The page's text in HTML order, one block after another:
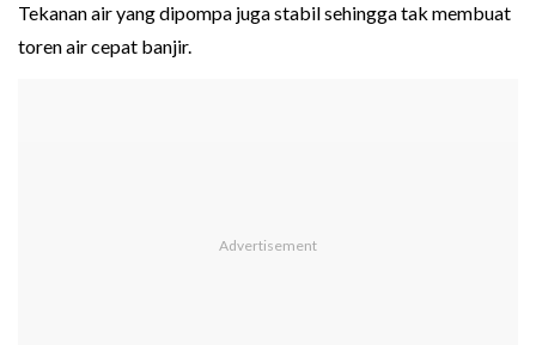
Tekanan air yang dipompa juga stabil sehingga tak membuat
toren air cepat banjir.